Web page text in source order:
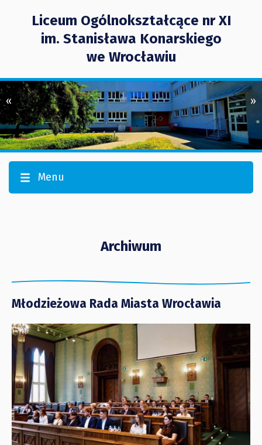
Liceum Ogólnokształcące nr XI
im. Stanisława Konarskiego
we Wrocławiu
« »
Menu
Archiwum
Młodzieżowa Rada Miasta Wrocławia